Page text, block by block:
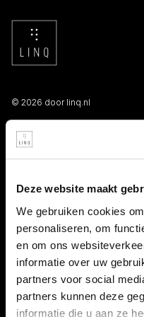
Deze website maakt
We gebruiken cookies
personaliseren, om
en om ons
informatie over uw
partners voor social
partners kunnen deze
informatie die u aan ze
© 2026 door linq.nl
LINKS
Persooneelsgids
Klacht indienen